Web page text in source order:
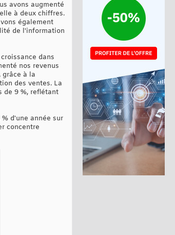
avons augmenté
à deux chiffres.
également
de l'information
dans
nos revenus
grâce à la
des ventes. La
de 9 %, reflétant
d'une année sur
concentre